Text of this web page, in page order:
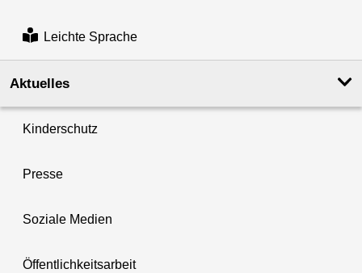
Leichte Sprache
Aktuelles
Kinderschutz
Presse
Soziale Medien
Öffentlichkeitsarbeit